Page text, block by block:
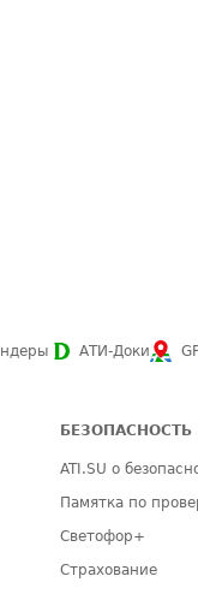
АТИ-Доки
БЕЗОПАСНОСТЬ
ATI.SU о
Памятка по
Светофор+
Страхование